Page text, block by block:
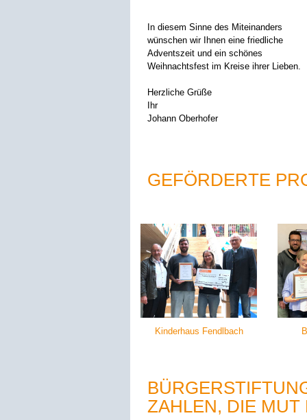
In diesem Sinne des Miteinanders
wünschen wir Ihnen eine friedliche
Adventszeit und ein schönes
Weihnachtsfest im Kreise ihrer Lieben.
Herzliche Grüße
Ihr
Johann Oberhofer
GEFÖRDERTE
Kinderhaus Fendlbach
ZAHLEN, DIE MUT